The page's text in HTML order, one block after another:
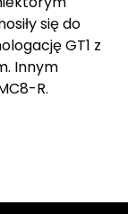
się do
GT1 z
Innym
R.